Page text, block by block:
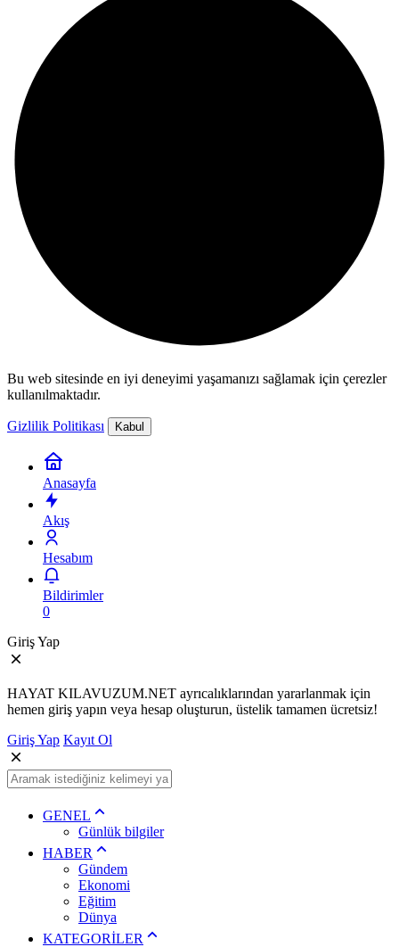
Bu web sitesinde en iyi deneyimi yaşamanızı sağlamak için çerezler
kullanılmaktadır.
Gizlilik Politikası Kabul
Anasayfa
Akış
Hesabım
Bildirimler
0
Giriş Yap
HAYAT KILAVUZUM.NET ayrıcalıklarından yararlanmak için
hemen giriş yapın veya hesap oluşturun, üstelik tamamen ücretsiz!
Giriş Yap Kayıt Ol
GENEL
Günlük bilgiler
HABER
Gündem
Ekonomi
Eğitim
Dünya
KATEGORİLER